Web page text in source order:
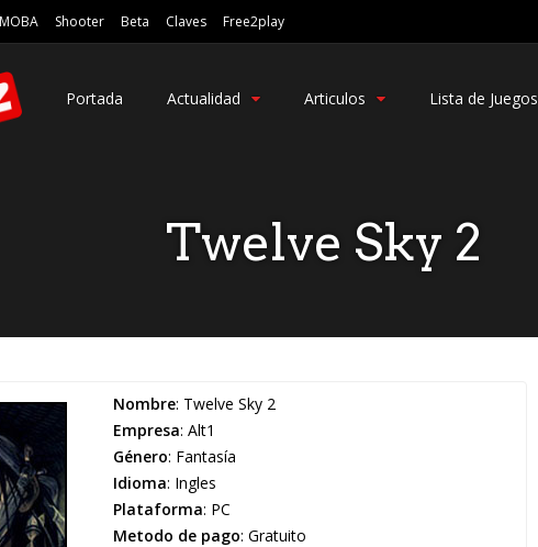
MOBA Shooter Beta Claves Free2play
Portada Actualidad Articulos Lista de Juegos
Twelve Sky 2
Nombre: Twelve Sky 2
Empresa: Alt1
Género: Fantasía
Idioma: Ingles
Plataforma: PC
Metodo de pago: Gratuito